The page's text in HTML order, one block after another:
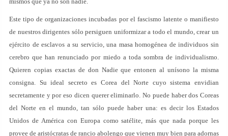
Este tipo de organizaciones incubadas por el fascismo latente o manifiesto
de nuestros dirigentes sólo persiguen uniformizar a todo el mundo, crear un
ejército de esclavos a su servicio, una masa homogénea de individuos sin
cerebro que han renunciado por miedo a toda sombra de individualismo.
Quieren copias exactas de don Nadie que entonen al unísono la misma
consigna. Su ideal secreto es Corea del Norte cuyo sistema envidian
secretamente y por eso dicen querer eliminarlo. No puede haber dos Coreas
del Norte en el mundo, tan sólo puede haber una: es decir los Estados
Unidos de América con Europa como satélite, más que nada porque les
provee de aristócratas de rancio abolengo que vienen muy bien para adornas